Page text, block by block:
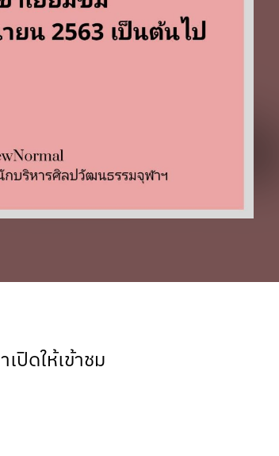
ปิดให้เข้าชม